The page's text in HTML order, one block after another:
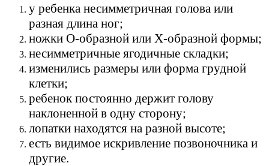
у ребенка несимметричная голова или
разная длина ног;
ножки О-образной или Х-образной формы;
несимметричные ягодичные складки;
изменились размеры или форма грудной
клетки;
ребенок постоянно держит голову
наклоненной в одну сторону;
лопатки находятся на разной высоте;
есть видимое искривление позвоночника и
другие.